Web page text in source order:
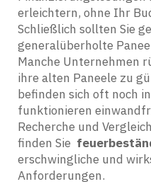
erleichtern, ohne Ihr
Schließlich sollten Sie
generalüberholte
Manche Unternehmen
ihre alten Paneele zu
befinden sich oft noch
funktionieren
Recherche und
finden Sie
erschwingliche und
Anforderungen.